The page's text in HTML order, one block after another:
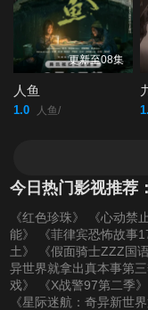
更新至08集
人鱼
1.0 人鱼/
今日热门影视推荐：
《红色珍珠》 《心动禁
能》
《菲律宾恐怖故事
土》
《假面骑士ZZZ国语
异世界就拿出真本事第三
戏》
《X战警97第二季》
《星际迷航：奇异新世界